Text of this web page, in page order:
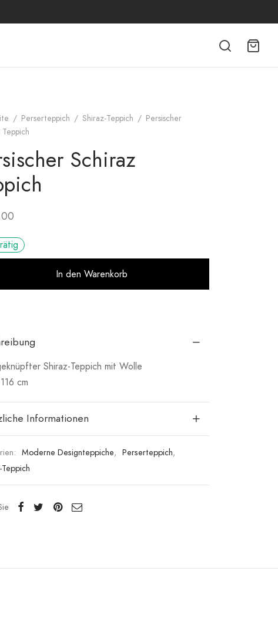
/ Perserteppich / Shiraz-Teppich / Persischer
Schiraz
In den Warenkorb
Shiraz-Teppich mit Wolle
cm
Informationen
Moderne Designteppiche, Perserteppich,